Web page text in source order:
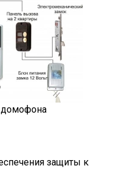
защиты к